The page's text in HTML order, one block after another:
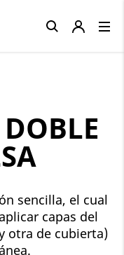
sencilla, el cual
capas del
otra de cubierta)
Close